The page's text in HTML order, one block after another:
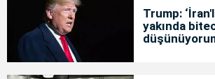
Trump:
yakında